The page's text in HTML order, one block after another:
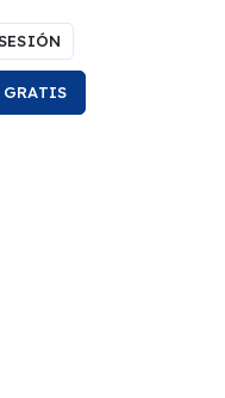
GRATIS